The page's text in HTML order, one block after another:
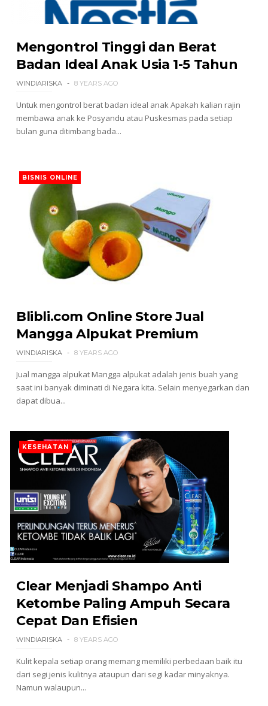
Mengontrol Tinggi dan Berat
Badan Ideal Anak Usia 1-5 Tahun
WINDIARISKA 8 YEARS AGO
Untuk mengontrol berat badan ideal anak Apakah kalian rajin
membawa anak ke Posyandu atau Puskesmas pada setiap
bulan guna ditimbang bada...
BISNIS ONLINE
Blibli.com Online Store Jual
Mangga Alpukat Premium
WINDIARISKA 8 YEARS AGO
Jual mangga alpukat Mangga alpukat adalah jenis buah yang
saat ini banyak diminati di Negara kita. Selain menyegarkan dan
dapat dibua...
KESEHATAN
Clear Menjadi Shampo Anti
Ketombe Paling Ampuh Secara
Cepat Dan Efisien
WINDIARISKA 8 YEARS AGO
Kulit kepala setiap orang memang memiliki perbedaan baik itu
dari segi jenis kulitnya ataupun dari segi kadar minyaknya.
Namun walaupun...